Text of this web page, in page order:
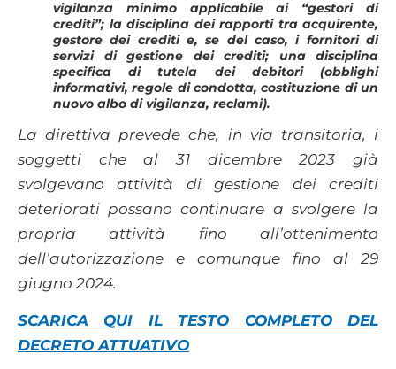
vigilanza minimo applicabile ai “gestori di
crediti”; la disciplina dei rapporti tra acquirente,
gestore dei crediti e, se del caso, i fornitori di
servizi di gestione dei crediti; una disciplina
specifica di tutela dei debitori (obblighi
informativi, regole di condotta, costituzione di un
nuovo albo di vigilanza, reclami).
La direttiva prevede che, in via transitoria, i
soggetti che al 31 dicembre 2023 già
svolgevano attività di gestione dei crediti
deteriorati possano continuare a svolgere la
propria attività fino all’ottenimento
dell’autorizzazione e comunque fino al 29
giugno 2024.
SCARICA QUI IL TESTO COMPLETO DEL
DECRETO ATTUATIVO